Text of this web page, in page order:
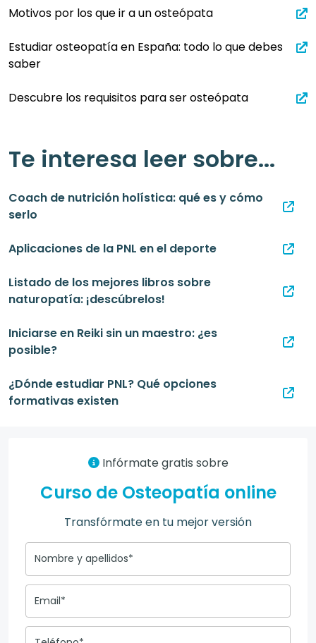
Motivos por los que ir a un osteópata
Estudiar osteopatía en España: todo lo que debes
saber
Descubre los requisitos para ser osteópata
Te interesa leer sobre...
Coach de nutrición holística: qué es y cómo
serlo
Aplicaciones de la PNL en el deporte
Listado de los mejores libros sobre
naturopatía: ¡descúbrelos!
Iniciarse en Reiki sin un maestro: ¿es
posible?
¿Dónde estudiar PNL? Qué opciones
formativas existen
Infórmate gratis sobre
Curso de Osteopatía online
Transfórmate en tu mejor versión
Nombre y apellidos*
Email*